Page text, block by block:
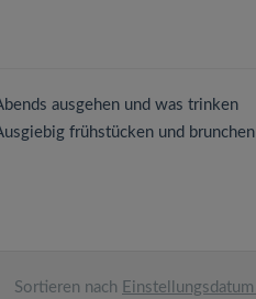
ausgehen und was trinken
frühstücken und brunchen
Sortieren nach Einstellungsdatum